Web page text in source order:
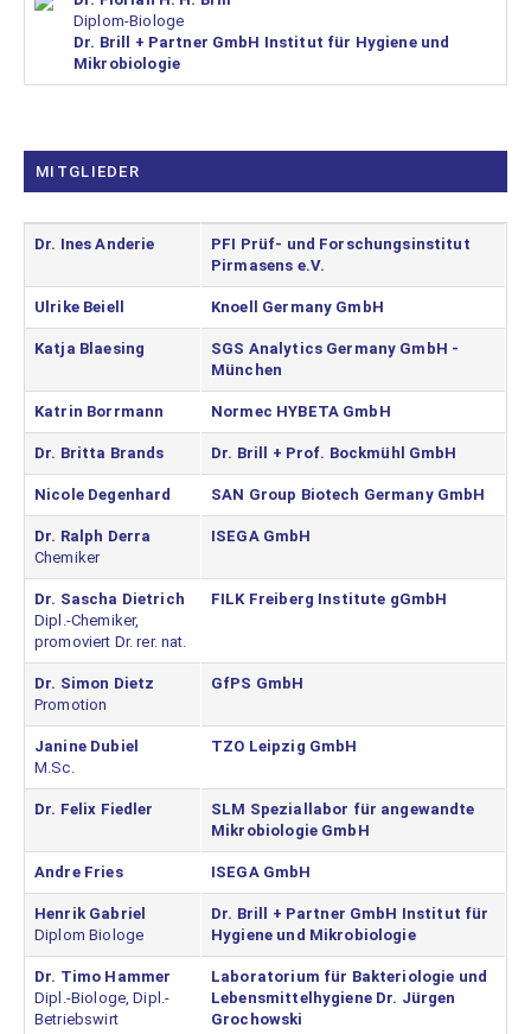
Diplom-Biologe
Dr. Brill + Partner GmbH Institut für Hygiene und
Mikrobiologie
MITGLIEDER
Dr. Ines Anderie
PFI Prüf- und Forschungsinstitut
Pirmasens e.V.
Ulrike Beiell Knoell Germany GmbH
Katja Blaesing
SGS Analytics Germany GmbH -
München
Katrin Borrmann Normec HYBETA GmbH
Dr. Britta Brands Dr. Brill + Prof. Bockmühl GmbH
Nicole Degenhard SAN Group Biotech Germany GmbH
Dr. Ralph Derra
Chemiker
ISEGA GmbH
Dr. Sascha Dietrich
Dipl.-Chemiker,
promoviert Dr. rer. nat.
FILK Freiberg Institute gGmbH
Dr. Simon Dietz
Promotion
GfPS GmbH
Janine Dubiel
M.Sc.
TZO Leipzig GmbH
Dr. Felix Fiedler
SLM Speziallabor für angewandte
Mikrobiologie GmbH
Andre Fries ISEGA GmbH
Henrik Gabriel
Diplom Biologe
Dr. Brill + Partner GmbH Institut für
Hygiene und Mikrobiologie
Dr. Timo Hammer
Dipl.-Biologe, Dipl.-
Betriebswirt
Laboratorium für Bakteriologie und
Lebensmittelhygiene Dr. Jürgen
Grochowski
Mitglied
werden
Passwort
vergessen